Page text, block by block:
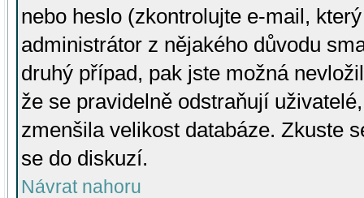
nebo heslo (zkontrolujte e-mail,
administrátor z nějakého důvodu
druhý případ, pak jste možná
že se pravidelně odstraňují
zmenšila velikost databáze. Zkuste
se do diskuzí.
Návrat nahoru